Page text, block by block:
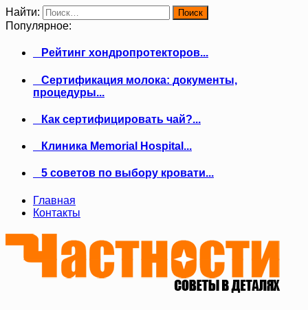
Найти:
Популярное:
Рейтинг хондропротекторов...
Сертификация молока: документы,
процедуры...
Как сертифицировать чай?...
Клиника Memorial Hospital...
5 советов по выбору кровати...
Главная
Контакты